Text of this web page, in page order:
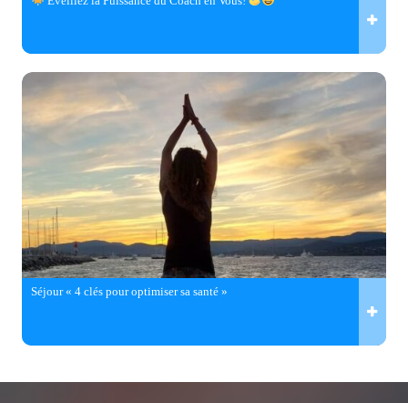
Séjour « 4 clés pour optimiser sa santé »